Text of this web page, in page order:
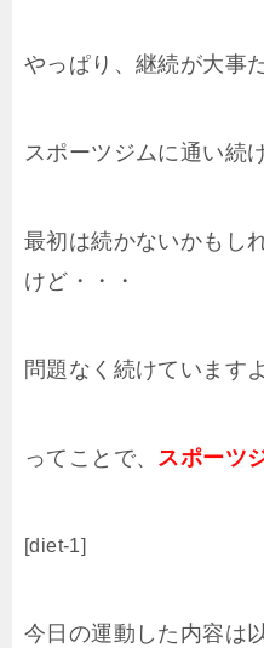
やっぱり、継続が大事
スポーツジムに通い続
最初は続かないかもし
けど・・・
問題なく続けています
ってことで、 スポーツ
[diet-1]
今日の運動した内容は